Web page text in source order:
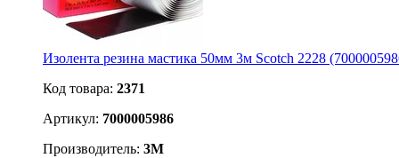
Изолента резина мастика 50мм 3м Scotch 2228
Код товара: 2371
Артикул: 7000005986
Производитель: 3М